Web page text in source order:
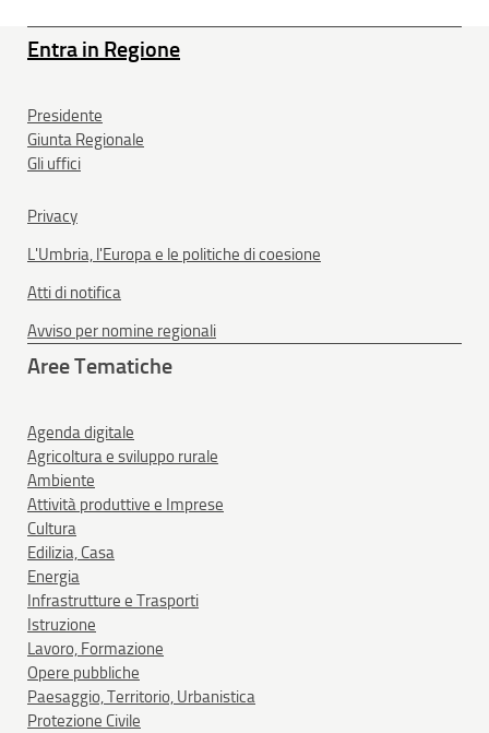
Entra in Regione
Presidente
Giunta Regionale
Gli uffici
Privacy
L'Umbria, l'Europa e le politiche di coesione
Atti di notifica
Avviso per nomine regionali
Aree Tematiche
Agenda digitale
Agricoltura e sviluppo rurale
Ambiente
Attività produttive e Imprese
Cultura
Edilizia, Casa
Energia
Infrastrutture e Trasporti
Istruzione
Lavoro, Formazione
Opere pubbliche
Paesaggio, Territorio, Urbanistica
Protezione Civile